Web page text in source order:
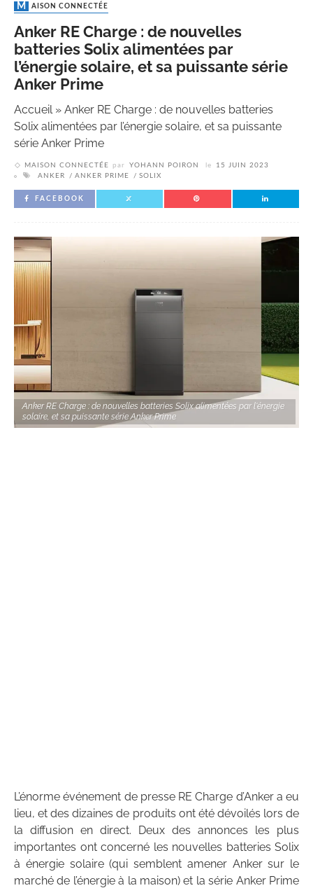
MAISON CONNECTÉE
Anker RE Charge : de nouvelles
batteries Solix alimentées par
l’énergie solaire, et sa puissante série
Anker Prime
Accueil» Anker RE Charge : de nouvelles batteries
Solix alimentées par l’énergie solaire, et sa puissante
série Anker Prime
MAISON CONNECTÉE par YOHANN POIRON le
15 JUIN 2023
ANKER
ANKER PRIME SOLIX
FACEBOOK
Anker RE Charge : de nouvelles batteries Solix alimentées par l'énergie
solaire, et sa puissante série Anker Prime
L’énorme événement de presse RE Charge d’Anker a eu
lieu, et des dizaines de produits ont été dévoilés lors de
la diffusion en direct. Deux des annonces les plus
importantes ont concerné les nouvelles batteries Solix
à énergie solaire (qui semblent amener Anker sur le
marché de l’énergie à la maison) et la série Anker Prime